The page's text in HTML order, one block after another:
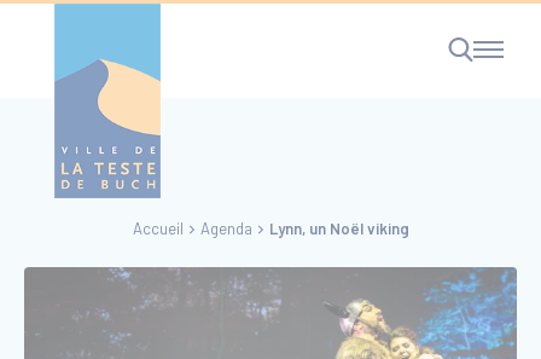
RECHERCHE
Accueil Agenda Lynn, un Noël viking
Cookies management panel